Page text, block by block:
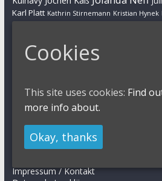
Karl Platt Kathrin Stirnemann Kristian Hynek
Marathon
Markus Schulte-Lünzum
Max Brandl Moritz Milatz
MTB Nadine Rieder Nino
Simon Stiebjahn UCI
Impressum
Impressum / Kontakt
Cookies
This site uses cookies: Find
more info about.
Okay, thanks